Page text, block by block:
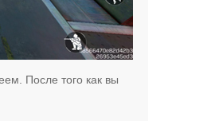
После того как вы